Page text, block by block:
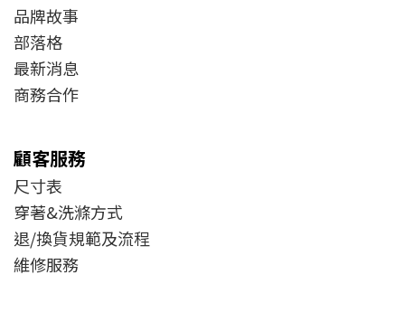
品牌故事
部落格
最新消息
商務合作
顧客服務
尺寸表
穿著&洗滌方式
退/換貨規範及流程
維修服務